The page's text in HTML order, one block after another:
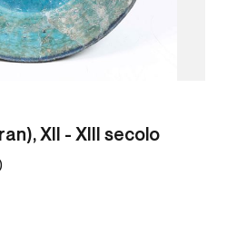
XII - XIII secolo